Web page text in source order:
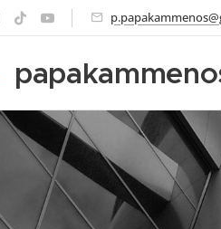
Αρχιτεκτονική